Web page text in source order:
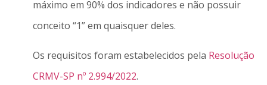
máximo em 90% dos indicadores e não possuir
conceito “1” em quaisquer deles.
Os requisitos foram estabelecidos pela Resolução
CRMV-SP nº 2.994/2022.